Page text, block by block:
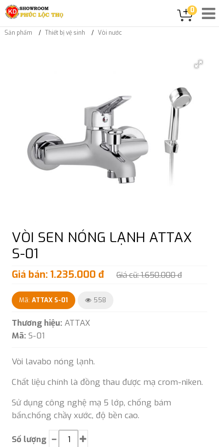
0
Sản phẩm Thiết bị vệ sinh Vòi nước
VÒI SEN NÓNG LẠNH ATTAX
S-01
Giá bán: 1.235.000 đ Giá cũ: 1.650.000 đ
Mã: ATTAX S-01 558
Thương hiệu: ATTAX
Mã: S-01
Vòi lavabo nóng lạnh.
Chất liệu chính là đồng thau được mạ crom-niken.
Sử dụng công nghệ mạ 5 lớp, chống bám
bẩn,chống chầy xước, độ bền cao.
Số lượng